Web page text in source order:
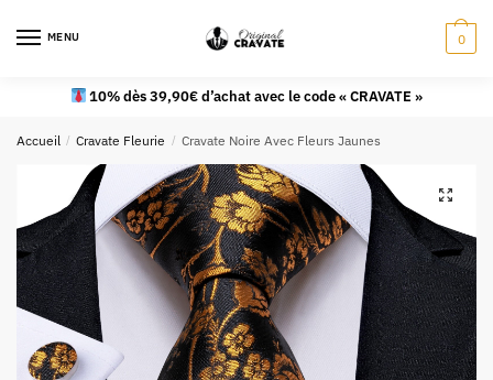
MENU 0
10% dès 39,90€ d’achat avec le code « CRAVATE »
Accueil / Cravate Fleurie / Cravate Noire Avec Fleurs Jaunes